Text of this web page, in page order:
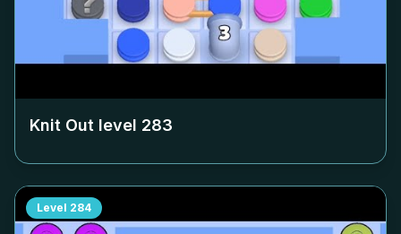
Knit Out level 283
Level 284